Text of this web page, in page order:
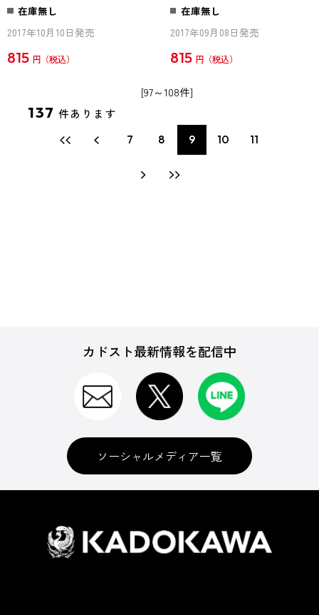
在庫無し
2017年10月10日発売
815 円
在庫無し
2017年09月08日発売
815 円
[97～108件]
137 件あります
7 8 9 10 11
カドスト最新情報を配信中
ソーシャルメディア一覧